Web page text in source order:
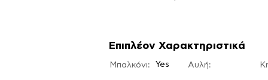
Επιπλέον Χαρακτηριστικά
Μπαλκόνι: Yes Αυλή: